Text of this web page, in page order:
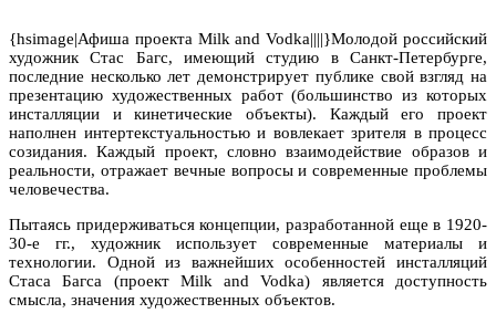
{hsimage|Афиша проекта Milk and Vodka||||}Молодой российский
художник Стас Багс, имеющий студию в Санкт-Петербурге,
последние несколько лет демонстрирует публике свой взгляд на
презентацию художественных работ (большинство из которых
инсталляции и кинетические объекты). Каждый его проект
наполнен интертекстуальностью и вовлекает зрителя в процесс
созидания. Каждый проект, словно взаимодействие образов и
реальности, отражает вечные вопросы и современные проблемы
человечества.
Пытаясь придерживаться концепции, разработанной еще в 1920-
30-е гг., художник использует современные материалы и
технологии. Одной из важнейших особенностей инсталляций
Стаса Багса (проект Milk and Vodka) является доступность
смысла, значения художественных объектов.